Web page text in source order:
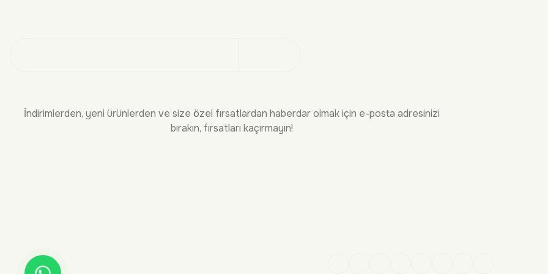
İndirimlerden, yeni ürünlerden ve size özel fırsatlardan haberdar olmak için e-posta adresinizi
bırakın, fırsatları kaçırmayın!